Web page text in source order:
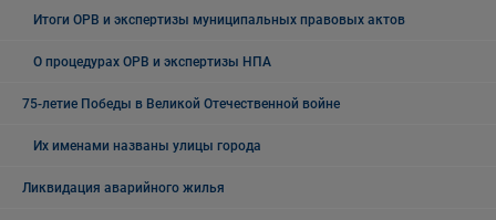
Итоги ОРВ и экспертизы муниципальных правовых актов
О процедурах ОРВ и экспертизы НПА
75-летие Победы в Великой Отечественной войне
Их именами названы улицы города
Ликвидация аварийного жилья